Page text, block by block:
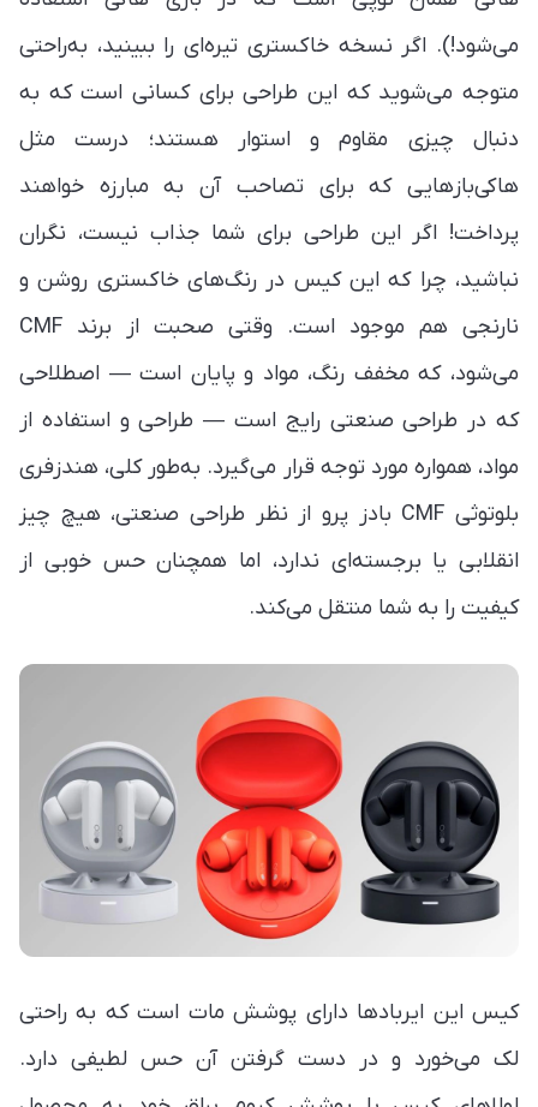
می‌شود!). اگر نسخه خاکستری تیره‌ای را ببینید، به‌راحتی
متوجه می‌شوید که این طراحی برای کسانی است که به
دنبال چیزی مقاوم و استوار هستند؛ درست مثل
هاکی‌بازهایی که برای تصاحب آن به مبارزه خواهند
پرداخت! اگر این طراحی برای شما جذاب نیست، نگران
نباشید، چرا که این کیس در رنگ‌های خاکستری روشن و
نارنجی هم موجود است. وقتی صحبت از برند CMF
می‌شود، که مخفف رنگ، مواد و پایان است — اصطلاحی
که در طراحی صنعتی رایج است — طراحی و استفاده از
مواد، همواره مورد توجه قرار می‌گیرد. به‌طور کلی، هندزفری
بلوتوثی CMF بادز پرو از نظر طراحی صنعتی، هیچ چیز
انقلابی یا برجسته‌ای ندارد، اما همچنان حس خوبی از
کیفیت را به شما منتقل می‌کند.
کیس این ایربادها دارای پوشش مات است که به راحتی
لک می‌خورد و در دست گرفتن آن حس لطیفی دارد.